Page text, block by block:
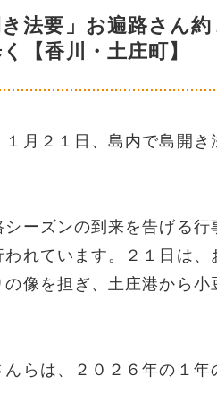
法要」お遍路さん約
【香川・土庄町】
月２１日、島内で島開
ーズンの到来を告げる
れています。２１日は
像を担ぎ、土庄港から
らは、２０２６年の１